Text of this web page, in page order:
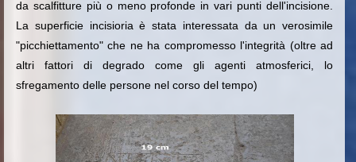
da scalfitture più o meno profonde in vari punti dell'incisione.
La superficie incisioria è stata interessata da un verosimile
"picchiettamento" che ne ha compromesso l'integrità (oltre ad
altri fattori di degrado come gli agenti atmosferici, lo
sfregamento delle persone nel corso del tempo)